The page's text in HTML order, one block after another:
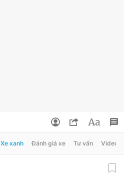
Xe xanh Đánh giá xe Tư vấn Video